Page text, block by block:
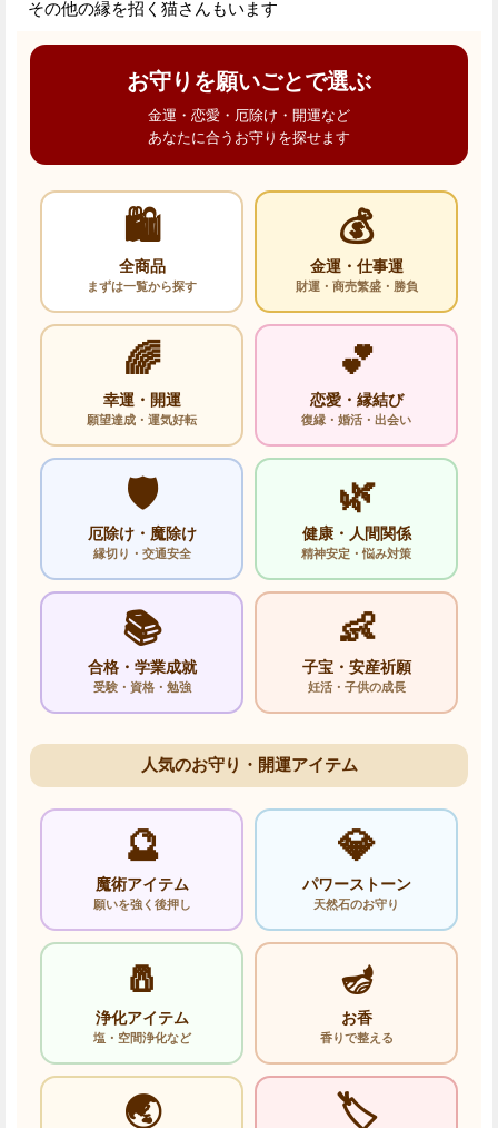
その他の縁を招く猫さんもいます
お守りを願いごとで選ぶ
金運・恋愛・厄除け・開運など
あなたに合うお守りを探せます
🛍️
全商品
まずは一覧から探す
💰
金運・仕事運
財運・商売繁盛・勝負
🌈
幸運・開運
願望達成・運気好転
💕
恋愛・縁結び
復縁・婚活・出会い
🛡️
厄除け・魔除け
縁切り・交通安全
🌿
健康・人間関係
精神安定・悩み対策
📚
合格・学業成就
受験・資格・勉強
👶
子宝・安産祈願
妊活・子供の成長
人気のお守り・開運アイテム
🔮
魔術アイテム
願いを強く後押し
💎
パワーストーン
天然石のお守り
🧂
浄化アイテム
塩・空間浄化など
🪔
お香
香りで整える
🌏 🏷️